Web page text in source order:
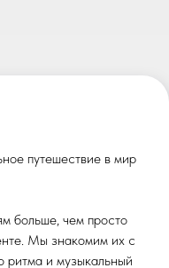
путешествие в мир
больше, чем просто
Мы знакомим их с
ритма и музыкальный